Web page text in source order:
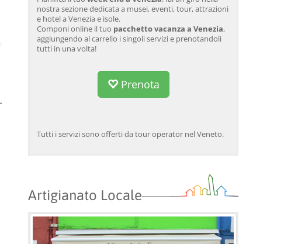
con dimostrazione di
lavorazione del vetro
da 34,00 EUR
SCOPRI →
Galeone
SCOPRI →
nostra sezione dedicata a musei, eventi, tour, attrazioni
e hotel a Venezia e isole.
Componi online il tuo pacchetto vacanza a Venezia,
aggiungendo al carrello i singoli servizi e prenotandoli
tutti in una volta!
Prenota
Tutti i servizi sono offerti da tour operator nel Veneto.
Artigianato Locale